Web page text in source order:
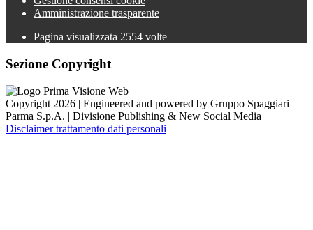
Amministrazione trasparente
Pagina visualizzata 2554 volte
Sezione Copyright
Copyright 2026 | Engineered and powered by Gruppo Spaggiari
Parma S.p.A. | Divisione Publishing & New Social Media
Disclaimer trattamento dati personali